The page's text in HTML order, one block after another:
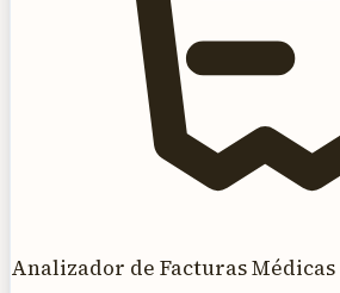
Analizador de Facturas Médicas